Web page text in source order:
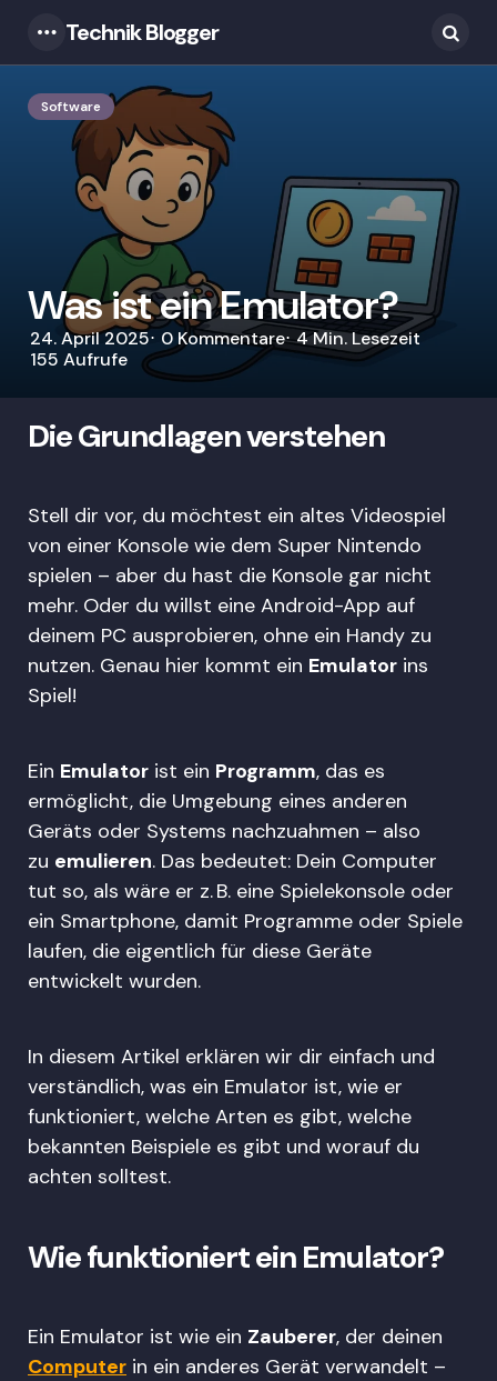
Menu
Technik Blogger
Software
Was ist ein Emulator?
24. April 2025 0 Kommentare 4 Min.Lesezeit
155 Aufrufe
Die Grundlagen verstehen
Stell dir vor, du möchtest ein altes Videospiel
von einer Konsole wie dem Super Nintendo
spielen – aber du hast die Konsole gar nicht
mehr. Oder du willst eine Android-App auf
deinem PC ausprobieren, ohne ein Handy zu
nutzen. Genau hier kommt ein Emulator ins
Spiel!
Ein Emulator ist ein Programm, das es
ermöglicht, die Umgebung eines anderen
Geräts oder Systems nachzuahmen – also
zu emulieren. Das bedeutet: Dein Computer
tut so, als wäre er z. B. eine Spielekonsole oder
ein Smartphone, damit Programme oder Spiele
laufen, die eigentlich für diese Geräte
entwickelt wurden.
In diesem Artikel erklären wir dir einfach und
verständlich, was ein Emulator ist, wie er
funktioniert, welche Arten es gibt, welche
bekannten Beispiele es gibt und worauf du
achten solltest.
Wie funktioniert ein Emulator?
Ein Emulator ist wie ein Zauberer, der deinen
Computer in ein anderes Gerät verwandelt –